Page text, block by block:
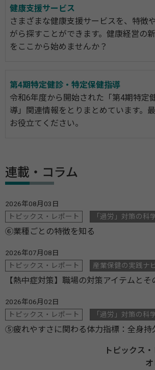
健康支援サービス
さまざまな健康支援サービスを、特徴
がら探すことができます。健康経営の
をここから始めませんか？
第4期特定健診・特定保健指導
令和6年度から開始された「第4期特定
導」関連情報をとりまとめています。
お役立てください。
連載・コラム
2026年08月03日
トピックス・レポート
「過労」対策の科
⑥業種ごとの特徴を知る
2026年07月08日
トピックス・レポート
産業保健の実践ナ
【熱中症対策】職場の対策アイテムとそ
2026年06月02日
トピックス・レポート
「過労」対策の科
⑤疲れやすさに関わる体力指標：全身持
トピックス